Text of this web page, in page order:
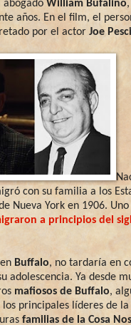
abogado William Bufalino
años. En el film, el
por el actor Joe Pesci
con su familia a los
Nueva York en 1906.
a principios del
Buffalo, no tardaría en
adolescencia. Ya desde
mafiosos de Buffalo,
los principales líderes de
familias de la Cosa